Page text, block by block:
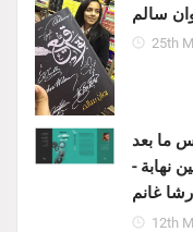
سالم
25th
ما بعد
نهابة -
غانم
12th